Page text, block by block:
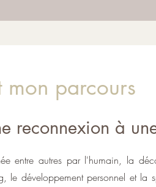
reconnexion à
entre autres par l'humain, la
le développement personnel et la
mon parcours